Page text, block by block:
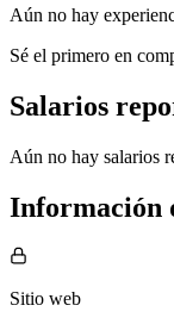
Aún no hay
Sé el primero en
Salarios
Aún no hay salarios
Información
Sitio web